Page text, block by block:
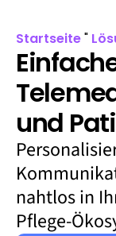
Startseite"
und
P
nahtlos in
Pflege-